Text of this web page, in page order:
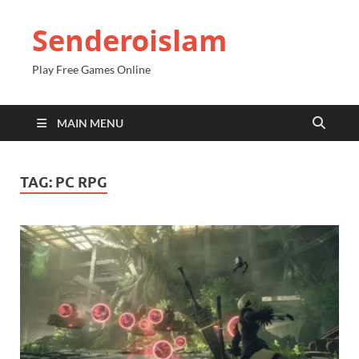
Senderoislam
Play Free Games Online
MAIN MENU
TAG: PC RPG